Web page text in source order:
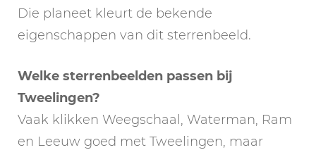
Die planeet kleurt de bekende
eigenschappen van dit sterrenbeeld.
Welke sterrenbeelden passen bij
Tweelingen?
Vaak klikken Weegschaal, Waterman, Ram
en Leeuw goed met Tweelingen, maar